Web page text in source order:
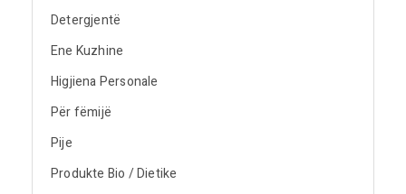
Detergjentë
Ene Kuzhine
Higjiena Personale
Për fëmijë
Pije
Produkte Bio / Dietike